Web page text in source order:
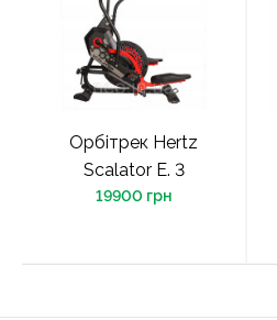
Орбітрек Hertz
Scalator E. 3
19900 грн